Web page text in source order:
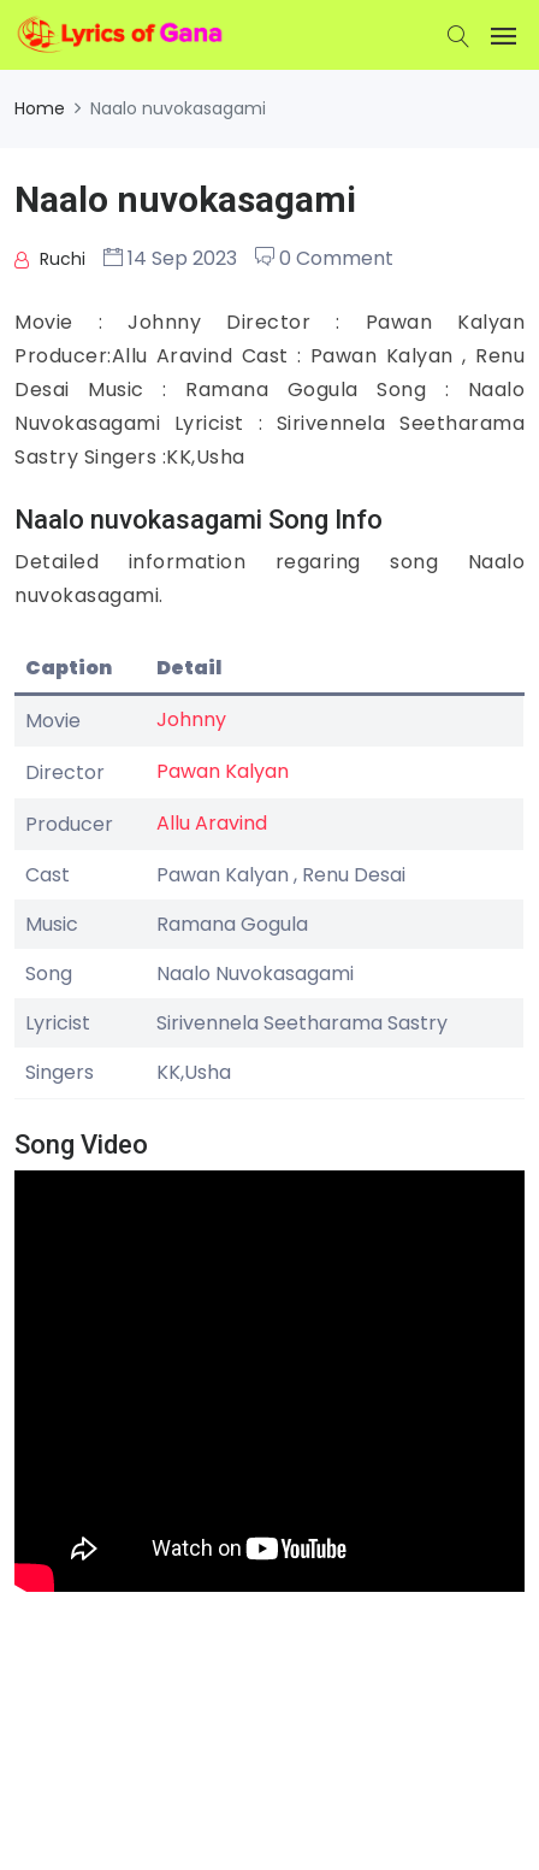
Home Naalo nuvokasagami
Naalo nuvokasagami
Ruchi 14 Sep 2023 0 Comment
Movie : Johnny Director : Pawan Kalyan
Producer:Allu Aravind Cast : Pawan Kalyan , Renu
Desai Music : Ramana Gogula Song : Naalo
Nuvokasagami Lyricist : Sirivennela Seetharama
Sastry Singers :KK,Usha
Naalo nuvokasagami Song Info
Detailed information regaring song Naalo
nuvokasagami.
Caption
Detail
Movie
Johnny
Director
Pawan Kalyan
Producer
Allu Aravind
Cast
Pawan Kalyan , Renu Desai
Music
Ramana Gogula
Song
Naalo Nuvokasagami
Lyricist
Sirivennela Seetharama Sastry
Singers
KK,Usha
Song Video